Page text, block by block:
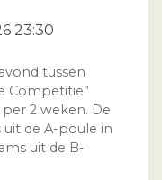
23:30
tussen
Competitie”
2 weken. De
de A-poule in
uit de B-